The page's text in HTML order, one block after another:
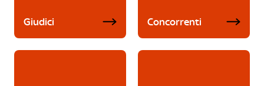
Giudici Concorrenti